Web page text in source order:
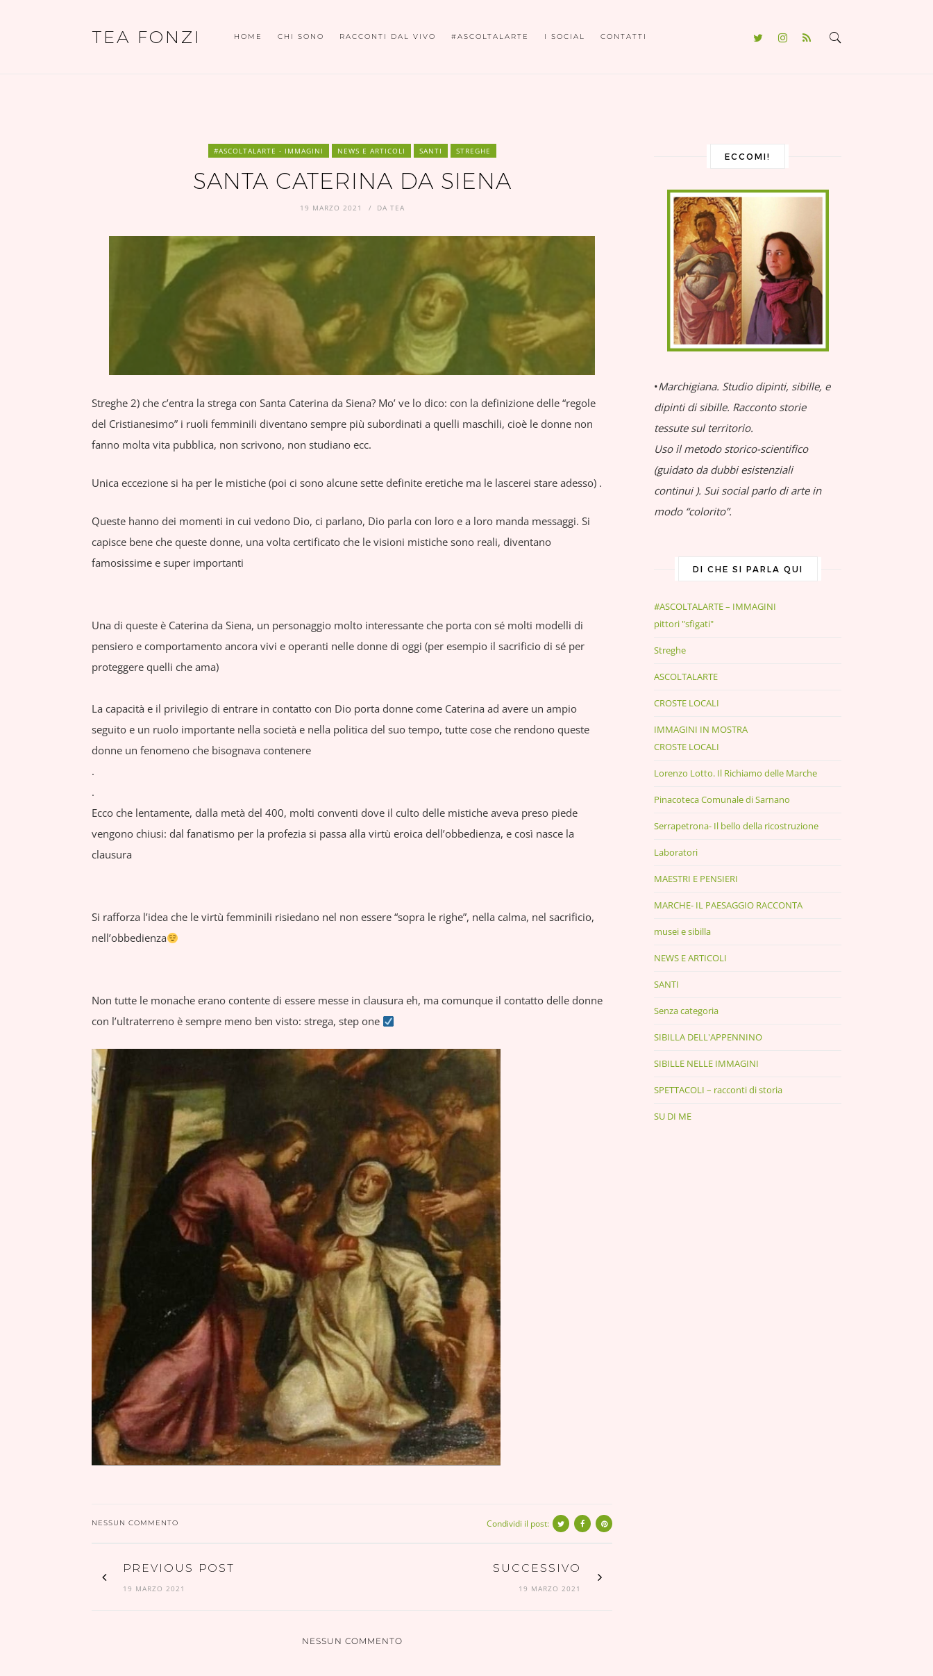
TEA FONZI HOME CHI SONO RACCONTI DAL VIVO #ASCOLTALARTE I SOCIAL CONTATTI
#ASCOLTALARTE - IMMAGINI NEWS E ARTICOLI SANTI STREGHE
SANTA CATERINA DA SIENA
19 MARZO 2021 DA TEA
Streghe 2) che c’entra la strega con Santa Caterina da Siena? Mo’ ve lo dico: con la definizione delle “regole
del Cristianesimo” i ruoli femminili diventano sempre più subordinati a quelli maschili, cioè le donne non
fanno molta vita pubblica, non scrivono, non studiano ecc.
Unica eccezione si ha per le mistiche (poi ci sono alcune sette definite eretiche ma le lascerei stare adesso) .
Queste hanno dei momenti in cui vedono Dio, ci parlano, Dio parla con loro e a loro manda messaggi. Si
capisce bene che queste donne, una volta certificato che le visioni mistiche sono reali, diventano
famosissime e super importanti
Una di queste è Caterina da Siena, un personaggio molto interessante che porta con sé molti modelli di
pensiero e comportamento ancora vivi e operanti nelle donne di oggi (per esempio il sacrificio di sé per
proteggere quelli che ama)
La capacità e il privilegio di entrare in contatto con Dio porta donne come Caterina ad avere un ampio
seguito e un ruolo importante nella società e nella politica del suo tempo, tutte cose che rendono queste
donne un fenomeno che bisognava contenere
.
.
Ecco che lentamente, dalla metà del 400, molti conventi dove il culto delle mistiche aveva preso piede
vengono chiusi: dal fanatismo per la profezia si passa alla virtù eroica dell’obbedienza, e così nasce la
clausura
Si rafforza l’idea che le virtù femminili risiedano nel non essere “sopra le righe”, nella calma, nel sacrificio,
nell’obbedienza
Non tutte le monache erano contente di essere messe in clausura eh, ma comunque il contatto delle donne
con l’ultraterreno è sempre meno ben visto: strega, step one
NESSUN COMMENTO Condividi il post:
PREVIOUS POST
19 MARZO 2021
SUCCESSIVO
19 MARZO 2021
NESSUN COMMENTO
ECCOMI!
•Marchigiana. Studio dipinti, sibille, e
dipinti di sibille. Racconto storie
tessute sul territorio.
Uso il metodo storico-scientifico
(guidato da dubbi esistenziali
continui ). Sui social parlo di arte in
modo “colorito”.
DI CHE SI PARLA QUI
#ASCOLTALARTE – IMMAGINI
pittori "sfigati"
Streghe
ASCOLTALARTE
CROSTE LOCALI
IMMAGINI IN MOSTRA
CROSTE LOCALI
Lorenzo Lotto. Il Richiamo delle Marche
Pinacoteca Comunale di Sarnano
Serrapetrona- Il bello della ricostruzione
Laboratori
MAESTRI E PENSIERI
MARCHE- IL PAESAGGIO RACCONTA
musei e sibilla
NEWS E ARTICOLI
SANTI
Senza categoria
SIBILLA DELL'APPENNINO
SIBILLE NELLE IMMAGINI
SPETTACOLI – racconti di storia
SU DI ME